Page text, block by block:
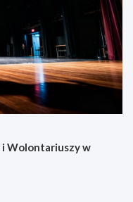
i Wolontariuszy w